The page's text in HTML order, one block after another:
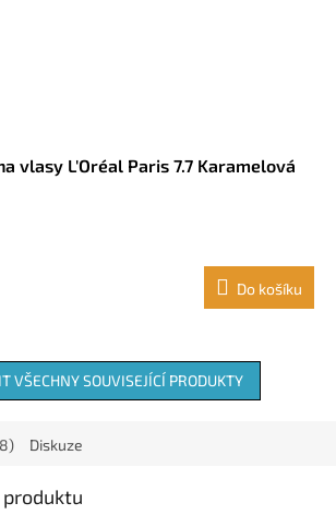
vlasy L'Oréal Paris 7.7 Karamelová
Do košíku
VŠECHNY SOUVISEJÍCÍ PRODUKTY
Diskuze